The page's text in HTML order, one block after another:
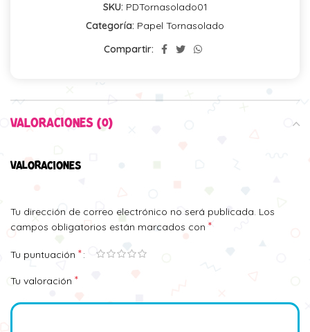
SKU: PDTornasolado01
Categoría: Papel Tornasolado
Compartir:
VALORACIONES (0)
VALORACIONES
Tu dirección de correo electrónico no será publicada. Los
campos obligatorios están marcados con *
Tu puntuación *
Tu valoración *